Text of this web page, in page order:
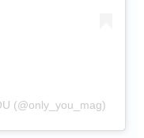
(@only_you_mag)